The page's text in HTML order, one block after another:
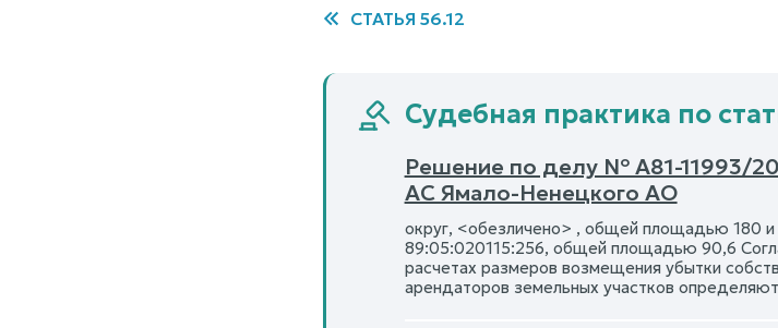
СТАТЬЯ 56.12
Судебная практика по
Решение по делу № А81-11993/
АС Ямало-Ненецкого АО
округ, <обезличено> , общей площадью 180
89:05:020115:256, общей площадью 90,6
расчетах размеров возмещения убытки
арендаторов земельных участков